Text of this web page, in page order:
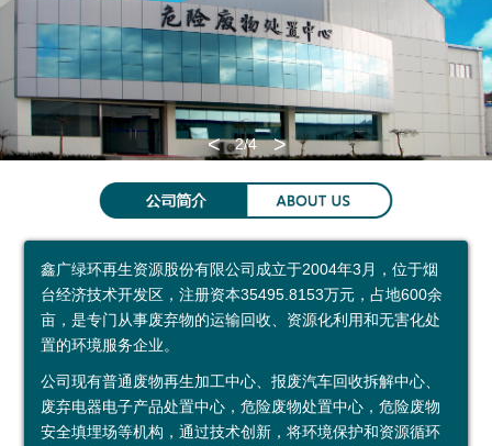
概
况
文
化
作
客
户
系
我
们
成
员
鑫
广
再
烟
台
绿
收
体
系
废
无
害
化
置
旧
汽
车
拆
解
家
电
拆
解
普
废
加
工
利
招 招
标
OA
环保科普
环
保
展
示
中
心
普
公
益
参
观
预
约
2/4
< >
鑫广绿环再生资源股份有限公司成立于2004年3月，位于烟
台经济技术开发区，注册资本35495.8153万元，占地600余
亩，是专门从事废弃物的运输回收、资源化利用和无害化处
置的环境服务企业。
公司现有普通废物再生加工中心、报废汽车回收拆解中心、
废弃电器电子产品处置中心，危险废物处置中心，危险废物
安全填埋场等机构，通过技术创新，将环境保护和资源循环